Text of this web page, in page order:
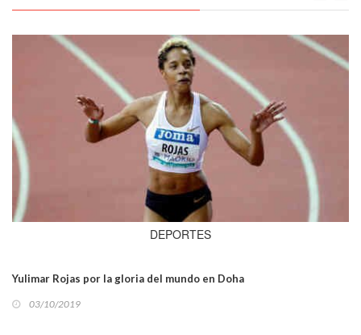
DEPORTES
Yulimar Rojas por la gloria del mundo en Doha
03/10/2019